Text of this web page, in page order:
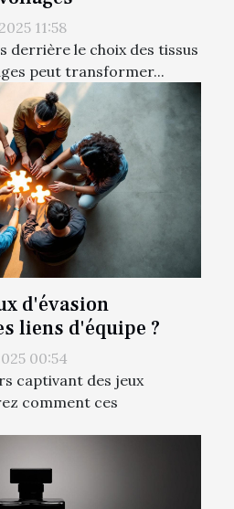
11:58
derrière le choix des tissus
peut transformer...
d'évasion
liens d'équipe ?
00:54
captivant des jeux
comment ces